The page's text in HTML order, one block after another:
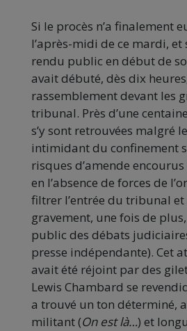
Si le procès n’a finalement
l’après-midi de ce mardi, et
rendu public en début de
avait débuté, dès dix
rassemblement devant les
tribunal. Près d’une
s’y sont retrouvées malgré
intimidant du confinement
risques d’amende
en l’absence de forces de
filtrer l’entrée du tribunal
gravement, une fois de
public des débats
presse indépendante). Cet
avait été réjoint par des
Lewis Chambard se
a trouvé un ton déterminé,
militant (On est là…) et